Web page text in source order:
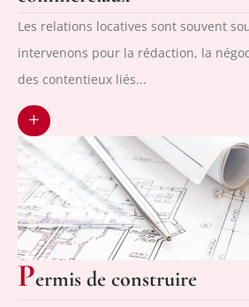
Les relations locatives sont souvent
intervenons pour la rédaction, la
des contentieux liés...
+
Permis de construire